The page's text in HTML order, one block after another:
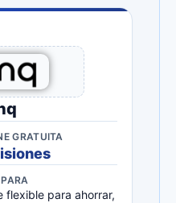
GRATUITA
flexible para ahorrar,